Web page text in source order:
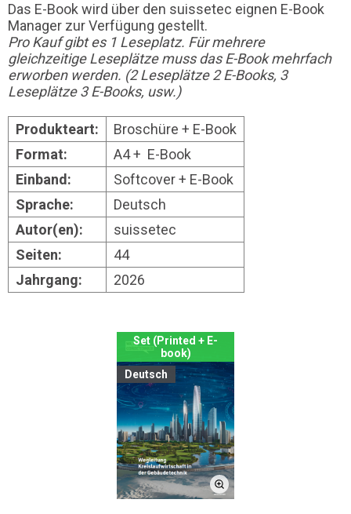
Das E-Book wird über den suissetec eignen E-Book
Manager zur Verfügung gestellt.
Pro Kauf gibt es 1 Leseplatz. Für mehrere
gleichzeitige Leseplätze muss das E-Book mehrfach
erworben werden. (2 Leseplätze 2 E-Books, 3
Leseplätze 3 E-Books, usw.)
Produkteart:
Broschüre + E-Book
Format:
A4 + E-Book
Einband:
Softcover + E-Book
Sprache:
Deutsch
Autor(en):
suissetec
Seiten:
44
Jahrgang:
2026
Set (Printed + E-
book)
Deutsch